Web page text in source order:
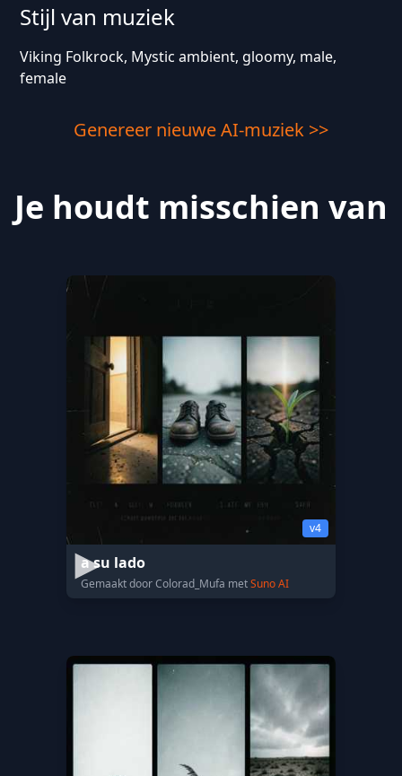
Stijl van muziek
Viking Folkrock, Mystic ambient, gloomy, male,
female
Genereer nieuwe AI-muziek >>
Je houdt misschien van
v4
a su lado
Gemaakt door Colorad_Mufa metSuno AI